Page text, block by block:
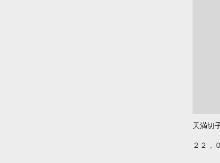
天満切
２２，